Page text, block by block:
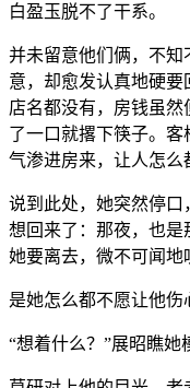
白盈玉脱不了干系。
并未留意他们俩，不
意，却愈发认真地硬要
店名都没有，房钱虽
了一口就撂下筷子。
气渗进房来，让人怎
说到此处，她突然停
想回来了：那夜，也
她要离去，微不可闻地
是她怎么都不愿让他伤
“想着什么？”展昭瞧她